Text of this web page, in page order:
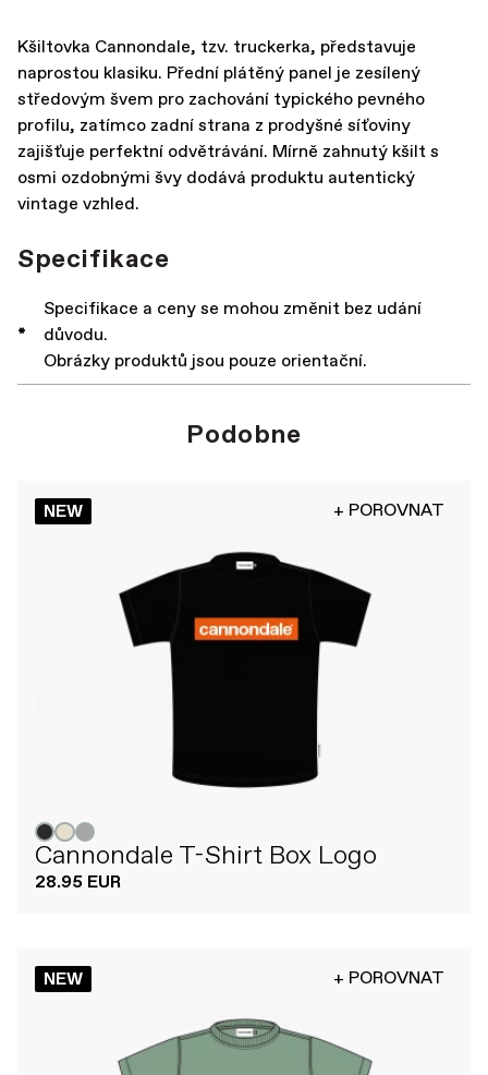
Kšiltovka Cannondale, tzv. truckerka, představuje
naprostou klasiku. Přední plátěný panel je zesílený
středovým švem pro zachování typického pevného
profilu, zatímco zadní strana z prodyšné síťoviny
zajišťuje perfektní odvětrávání. Mírně zahnutý kšilt s
osmi ozdobnými švy dodává produktu autentický
vintage vzhled.
Specifikace
*
Specifikace a ceny se mohou změnit bez udání
důvodu.
Obrázky produktů jsou pouze orientační.
Podobne
NEW + POROVNAT
Cannondale T-Shirt Box Logo
28.95 EUR
NEW + POROVNAT